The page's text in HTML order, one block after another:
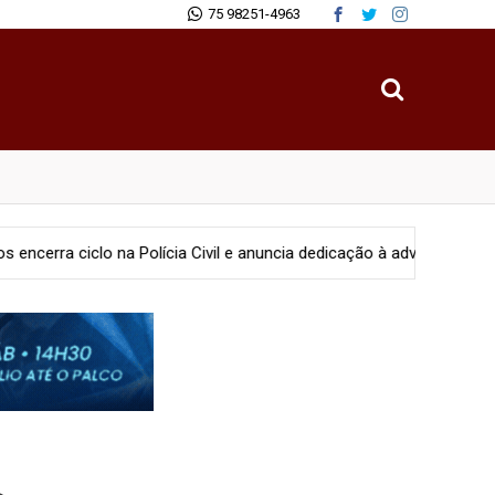
75 98251-4963
Civil e anuncia dedicação à advocacia e projetos sociais